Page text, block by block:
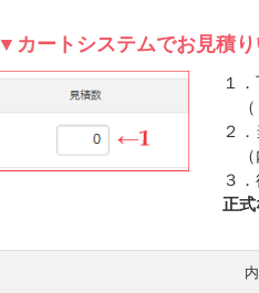
▼カートシステムでお見積り
１
（
２
（
３
正式